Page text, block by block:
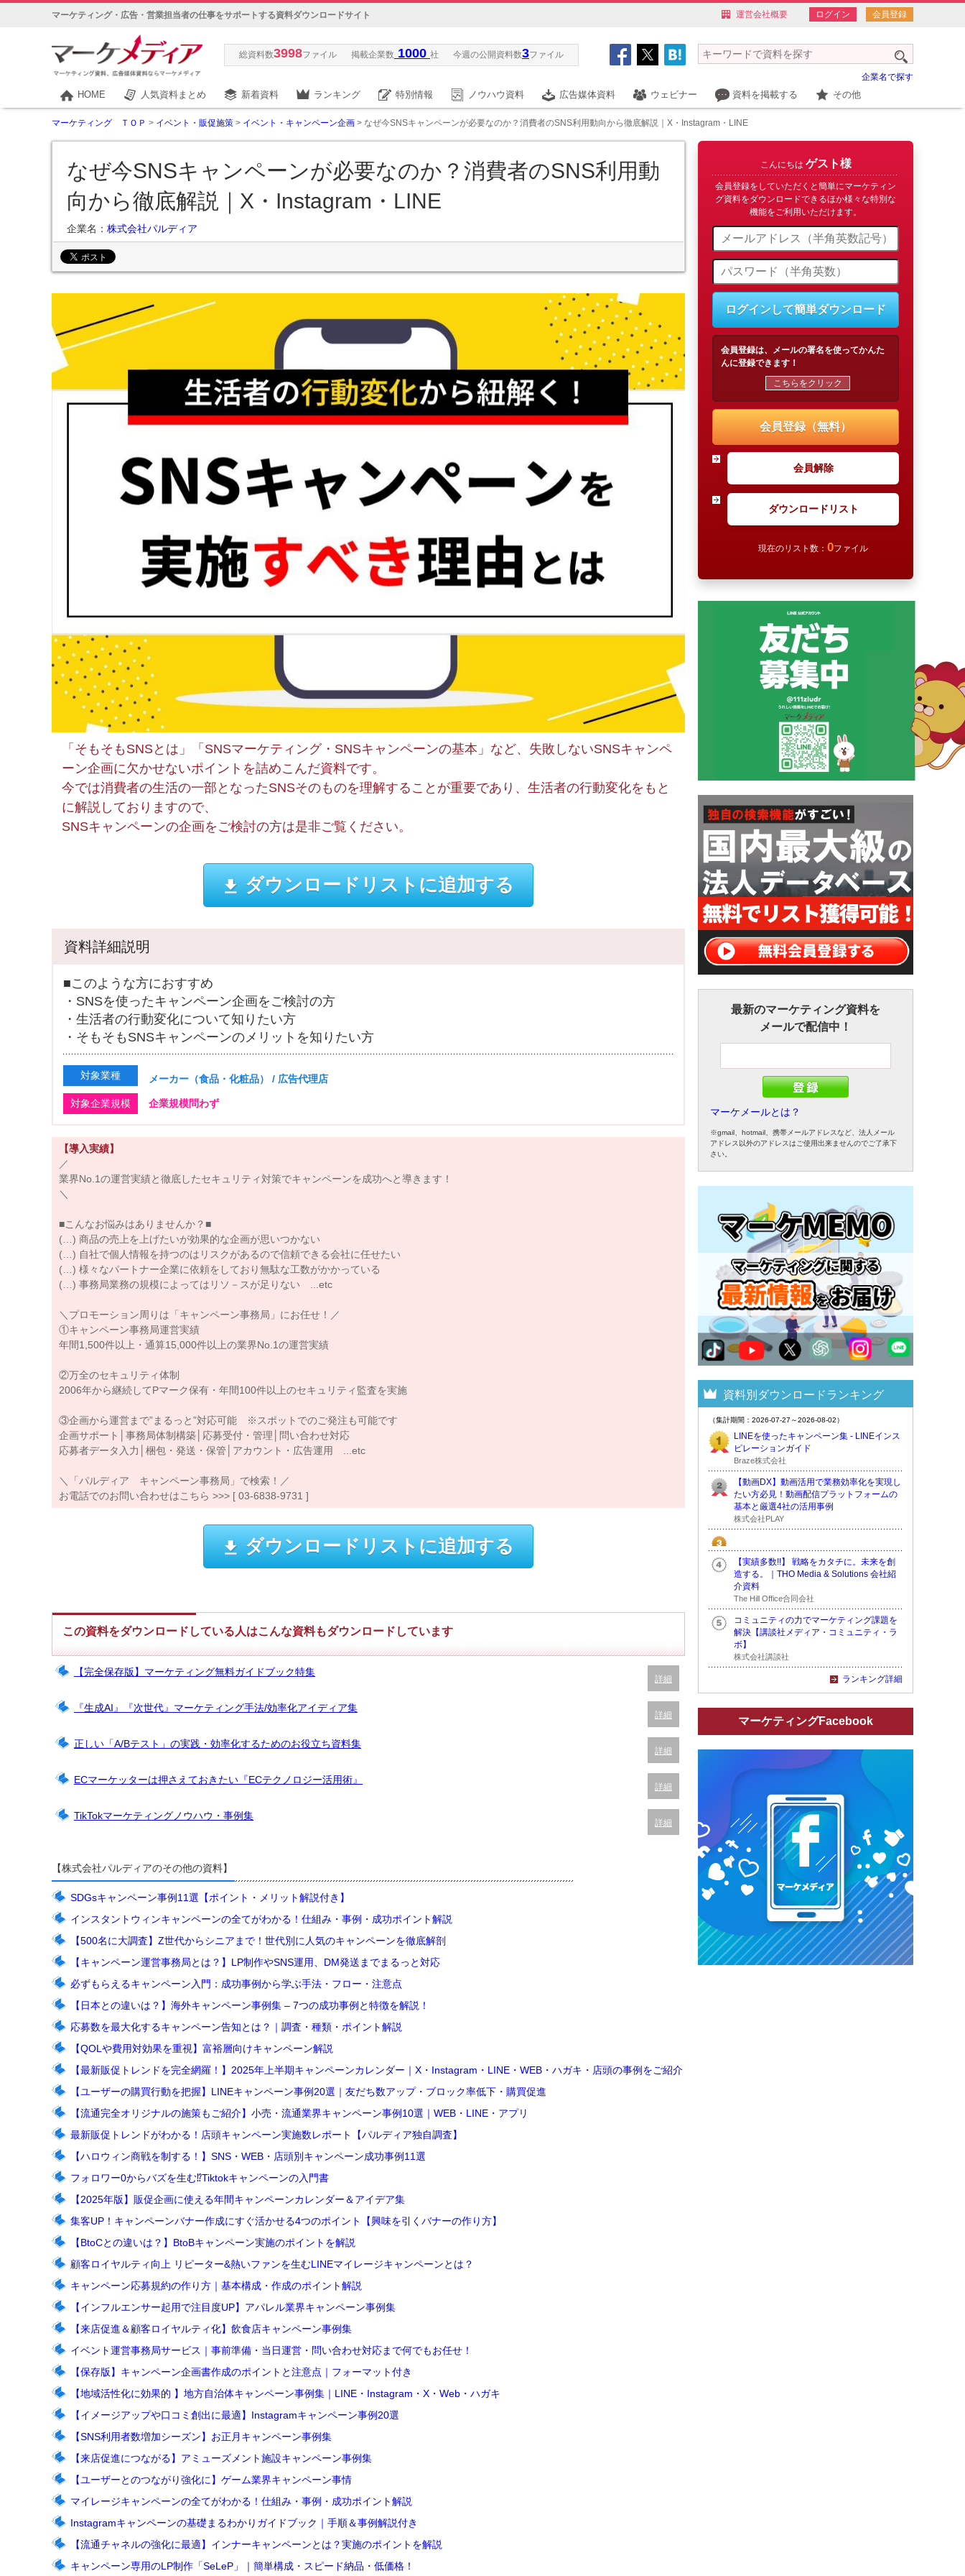
マーケティング・広告・営業担当者の仕事をサポートする資料ダウンロードサイト 運営会社概要 ログイン 会員登録
総資料数3998ファイル 掲載企業数 1000 社 今週の公開資料数3ファイル
企業名で探す
HOME 人気資料まとめ 新着資料 ランキング 特別情報 ノウハウ資料 広告媒体資料 ウェビナー 資料を掲載する その他
マーケティング ＴＯＰ > イベント・販促施策 > イベント・キャンペーン企画 > なぜ今SNSキャンペーンが必要なのか？消費者のSNS利用動向から徹底解説｜X・Instagram・LINE
なぜ今SNSキャンペーンが必要なのか？消費者のSNS利用動
向から徹底解説｜X・Instagram・LINE
企業名： 株式会社パルディア
「そもそもSNSとは」「SNSマーケティング・SNSキャンペーンの基本」など、失敗しないSNSキャンペ
ーン企画に欠かせないポイントを詰めこんだ資料です。
今では消費者の生活の一部となったSNSそのものを理解することが重要であり、生活者の行動変化をもと
に解説しておりますので、
SNSキャンペーンの企画をご検討の方は是非ご覧ください。
ダウンロードリストに追加する
資料詳細説明
■このような方におすすめ
・SNSを使ったキャンペーン企画をご検討の方
・生活者の行動変化について知りたい方
・そもそもSNSキャンペーンのメリットを知りたい方
対象業種 メーカー（食品・化粧品） / 広告代理店
対象企業規模 企業規模問わず
【導入実績】
／
業界No.1の運営実績と徹底したセキュリティ対策でキャンペーンを成功へと導きます！
＼
■こんなお悩みはありませんか？■
(…) 商品の売上を上げたいが効果的な企画が思いつかない
(…) 自社で個人情報を持つのはリスクがあるので信頼できる会社に任せたい
(…) 様々なパートナー企業に依頼をしており無駄な工数がかかっている
(…) 事務局業務の規模によってはリソ－スが足りない ...etc
＼プロモーション周りは「キャンペーン事務局」にお任せ！／
①キャンペーン事務局運営実績
年間1,500件以上・通算15,000件以上の業界No.1の運営実績
②万全のセキュリティ体制
2006年から継続してPマーク保有・年間100件以上のセキュリティ監査を実施
③企画から運営まで”まるっと”対応可能 ※スポットでのご発注も可能です
企画サポート│事務局体制構築│応募受付・管理│問い合わせ対応
応募者データ入力│梱包・発送・保管│アカウント・広告運用 ...etc
＼「パルディア キャンペーン事務局」で検索！／
お電話でのお問い合わせはこちら >>> [ 03-6838-9731 ]
ダウンロードリストに追加する
この資料をダウンロードしている人はこんな資料もダウンロードしています
【完全保存版】マーケティング無料ガイドブック特集
詳細
『生成AI』『次世代』マーケティング手法/効率化アイディア集
詳細
正しい「A/Bテスト」の実践・効率化するためのお役立ち資料集
詳細
ECマーケッターは押さえておきたい『ECテクノロジー活用術』
詳細
TikTokマーケティングノウハウ・事例集
詳細
【株式会社パルディアのその他の資料】
SDGsキャンペーン事例11選【ポイント・メリット解説付き】
インスタントウィンキャンペーンの全てがわかる！仕組み・事例・成功ポイント解説
【500名に大調査】Z世代からシニアまで！世代別に人気のキャンペーンを徹底解剖
【キャンペーン運営事務局とは？】LP制作やSNS運用、DM発送までまるっと対応
必ずもらえるキャンペーン入門：成功事例から学ぶ手法・フロー・注意点
【日本との違いは？】海外キャンペーン事例集 – 7つの成功事例と特徴を解説！
応募数を最大化するキャンペーン告知とは？｜調査・種類・ポイント解説
【QOLや費用対効果を重視】富裕層向けキャンペーン解説
【最新販促トレンドを完全網羅！】2025年上半期キャンペーンカレンダー｜X・Instagram・LINE・WEB・ハガキ・店頭の事例をご紹介
【ユーザーの購買行動を把握】LINEキャンペーン事例20選｜友だち数アップ・ブロック率低下・購買促進
【流通完全オリジナルの施策もご紹介】小売・流通業界キャンペーン事例10選｜WEB・LINE・アプリ
最新販促トレンドがわかる！店頭キャンペーン実施数レポート【パルディア独自調査】
【ハロウィン商戦を制する！】SNS・WEB・店頭別キャンペーン成功事例11選
フォロワー0からバズを生む⁉Tiktokキャンペーンの入門書
【2025年版】販促企画に使える年間キャンペーンカレンダー＆アイデア集
集客UP！キャンペーンバナー作成にすぐ活かせる4つのポイント【興味を引くバナーの作り方】
【BtoCとの違いは？】BtoBキャンペーン実施のポイントを解説
顧客ロイヤルティ向上 リピーター&熱いファンを生むLINEマイレージキャンペーンとは？
キャンペーン応募規約の作り方｜基本構成・作成のポイント解説
【インフルエンサー起用で注目度UP】アパレル業界キャンペーン事例集
【来店促進＆顧客ロイヤルティ化】飲食店キャンペーン事例集
イベント運営事務局サービス｜事前準備・当日運営・問い合わせ対応まで何でもお任せ！
【保存版】キャンペーン企画書作成のポイントと注意点｜フォーマット付き
【地域活性化に効果的 】地方自治体キャンペーン事例集｜LINE・Instagram・X・Web・ハガキ
【イメージアップや口コミ創出に最適】Instagramキャンペーン事例20選
【SNS利用者数増加シーズン】お正月キャンペーン事例集
【来店促進につながる】アミューズメント施設キャンペーン事例集
【ユーザーとのつながり強化に】ゲーム業界キャンペーン事情
マイレージキャンペーンの全てがわかる！仕組み・事例・成功ポイント解説
Instagramキャンペーンの基礎まるわかりガイドブック｜手順＆事例解説付き
【流通チャネルの強化に最適】インナーキャンペーンとは？実施のポイントを解説
キャンペーン専用のLP制作「SeLeP」｜簡単構成・スピード納品・低価格！
こんにちは ゲスト様
会員登録をしていただくと簡単にマーケティン
グ資料をダウンロードできるほか様々な特別な
機能をご利用いただけます。
ログインして簡単ダウンロード
会員登録は、メールの署名を使ってかんた
んに登録できます！
こちらをクリック
会員登録（無料）
会員解除
ダウンロードリスト
現在のリスト数： 0ファイル
最新のマーケティング資料を
メールで配信中！
マーケメールとは？
※gmail、hotmail、携帯メールアドレスなど、法人メール
アドレス以外のアドレスはご使用出来ませんのでご了承下
さい。
資料別ダウンロードランキング
（集計期間：2026-07-27～2026-08-02）
LINEを使ったキャンペーン集 - LINEインス
ピレーションガイド
Braze株式会社
【動画DX】動画活用で業務効率化を実現し
たい方必見！動画配信プラットフォームの
基本と厳選4社の活用事例
株式会社PLAY
【実績多数!!】 戦略をカタチに。未来を創
造する。｜THO Media & Solutions 会社紹
介資料
The Hill Office合同会社
コミュニティの力でマーケティング課題を
解決【講談社メディア・コミュニティ・ラ
ボ】
株式会社講談社
ランキング詳細
マーケティングFacebook